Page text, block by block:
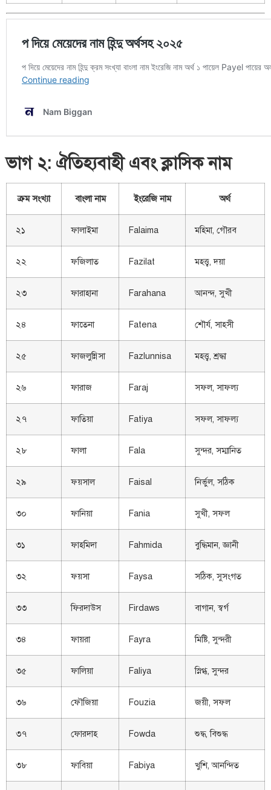
ভাগ ২: ঐতিহ্যবাহী এবং ক্লাসিক নাম
ক্রম সংখ্যা বাংলা নাম ইংরেজি নাম অর্থ
২১ ফালাইমা Falaima মহিমা, গৌরব
২২ ফজিলাত Fazilat মহত্ত্ব, দয়া
২৩ ফারাহানা Farahana আনন্দ, সুখী
২৪ ফাতেনা Fatena শৌর্য, সাহসী
২৫ ফাজলুন্নিসা Fazlunnisa মহত্ত্ব, শ্রদ্ধা
২৬ ফারাজ Faraj সফল, সাফল্য
২৭ ফাতিয়া Fatiya সফল, সাফল্য
২৮ ফালা Fala সুন্দর, সম্মানিত
২৯ ফয়সাল Faisal নির্ভুল, সঠিক
৩০ ফানিয়া Fania সুখী, সফল
৩১ ফাহমিদা Fahmida বুদ্ধিমান, জ্ঞানী
৩২ ফয়সা Faysa সঠিক, সুসংগত
৩৩ ফিরদাউস Firdaws বাগান, স্বর্গ
৩৪ ফায়রা Fayra মিষ্টি, সুন্দরী
৩৫ ফালিয়া Faliya স্নিগ্ধ, সুন্দর
৩৬ ফৌজিয়া Fouzia জয়ী, সফল
৩৭ ফোরদাহ Fowda শুদ্ধ, বিশুদ্ধ
৩৮ ফাবিয়া Fabiya খুশি, আনন্দিত